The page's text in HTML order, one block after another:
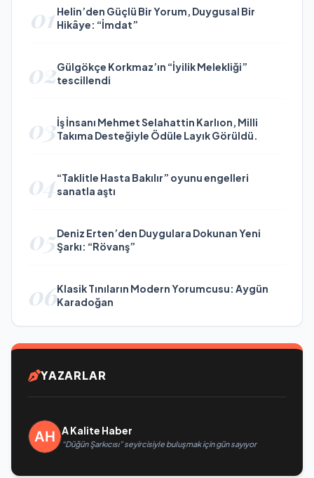
01 Helin’den Güçlü Bir Yorum, Duygusal Bir
Hikâye: “İmdat”
02Gülgökçe Korkmaz’ın “İyilik Melekliği”
tescillendi
03İş İnsanı Mehmet Selahattin Karlıon, Milli
Takıma Desteğiyle Ödüle Layık Görüldü.
04“Taklitle Hasta Bakılır” oyunu engelleri
sanatla aştı
05Deniz Erten’den Duygulara Dokunan Yeni
Şarkı: “Rövanş”
06Klasik Tınıların Modern Yorumcusu: Aygün
Karadoğan
YAZARLAR
A Kalite Haber
“Düğün Şarkıcısı” seyircisiyle buluşmak için gün sayıyor